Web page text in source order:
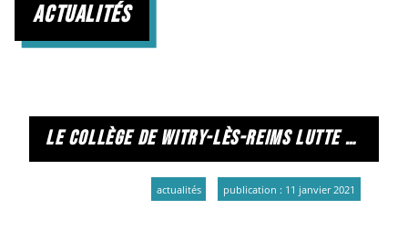
actualités
le collège de witry-lès-reims lutte contre le sexisme sur radio primitive
actualités publication : 11 janvier 2021